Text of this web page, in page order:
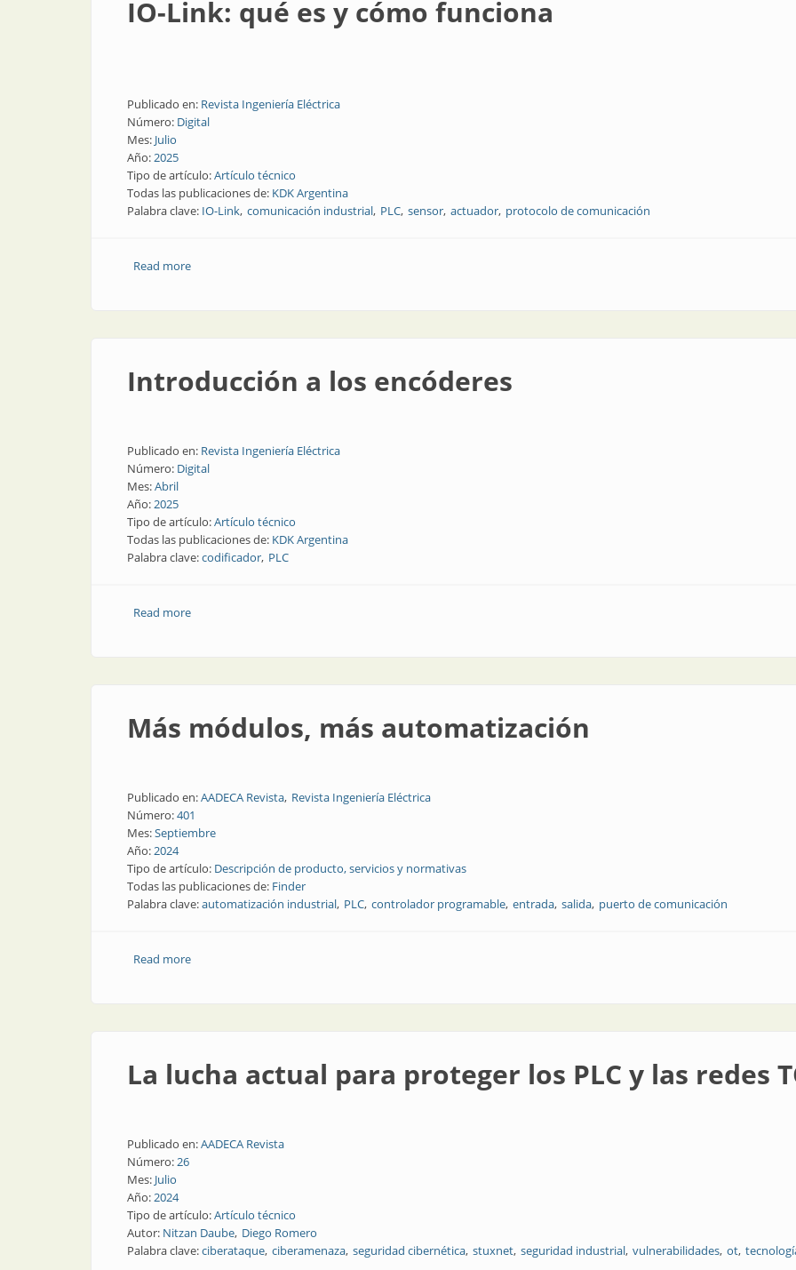
IO-Link: qué es y cómo funciona
Publicado en: Revista Ingeniería Eléctrica
Número: Digital
Mes: Julio
Año:2025
Tipo de artículo:Artículo técnico
Todas las publicaciones de: KDK Argentina
Palabra clave: IO-Link comunicación industrial PLC sensor actuador protocolo de comunicación
Read moreabout IO-Link: qué es y cómo funciona
Introducción a los encóderes
Publicado en: Revista Ingeniería Eléctrica
Número: Digital
Mes:Abril
Año:2025
Tipo de artículo:Artículo técnico
Todas las publicaciones de: KDK Argentina
Palabra clave:codificador PLC
Read moreabout Introducción a los encóderes
Más módulos, más automatización
Publicado en:AADECA Revista Revista Ingeniería Eléctrica
Número:401
Mes:Septiembre
Año:2024
Tipo de artículo: Descripción de producto, servicios y normativas
Todas las publicaciones de: Finder
Palabra clave:automatización industrial PLC controlador programable entrada salida puerto de comunicación
Read moreabout Más módulos, más automatización
La lucha actual para proteger los PLC y las redes
Publicado en:AADECA Revista
Número:26
Mes: Julio
Año:2024
Tipo de artículo:Artículo técnico
Autor: Nitzan Daube Diego Romero
Palabra clave:ciberataque ciberamenaza seguridad cibernética stuxnet seguridad industrial vulnerabilidades ot